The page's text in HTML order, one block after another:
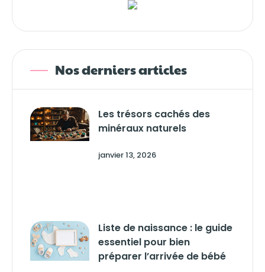
Nos derniers articles
Les trésors cachés des
minéraux naturels
janvier 13, 2026
Liste de naissance : le guide
essentiel pour bien
préparer l’arrivée de bébé